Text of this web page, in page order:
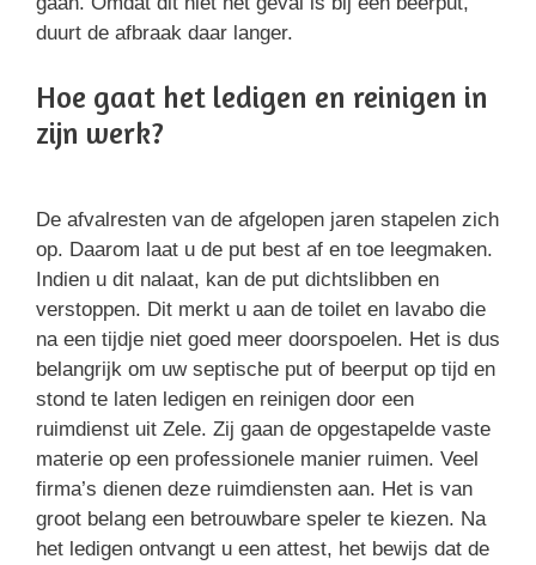
duurt de afbraak daar langer.
Hoe gaat het ledigen en reinigen in
zijn werk?
De afvalresten van de afgelopen jaren stapelen zich
op. Daarom laat u de put best af en toe leegmaken.
Indien u dit nalaat, kan de put dichtslibben en
verstoppen. Dit merkt u aan de toilet en lavabo die
na een tijdje niet goed meer doorspoelen. Het is dus
belangrijk om uw septische put of beerput op tijd en
stond te laten ledigen en reinigen door een
ruimdienst uit Zele. Zij gaan de opgestapelde vaste
materie op een professionele manier ruimen. Veel
firma’s dienen deze ruimdiensten aan. Het is van
groot belang een betrouwbare speler te kiezen. Na
het ledigen ontvangt u een attest, het bewijs dat de